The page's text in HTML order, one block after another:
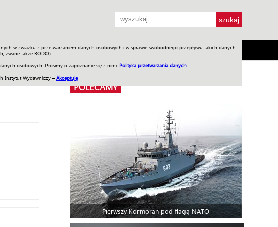
w związku z przetwarzaniem danych osobowych i w sprawie swobodnego przepływu takich danych
zwane także RODO).
osobowych. Prosimy o zapoznanie się z nimi: Polityka przetwarzania danych
Instytut Wydawniczy – Akceptuję
ENGLISH SKLEP Jednodniówki Praca w WIW
POLECAMY
Pierwszy Kormoran pod flagą NATO